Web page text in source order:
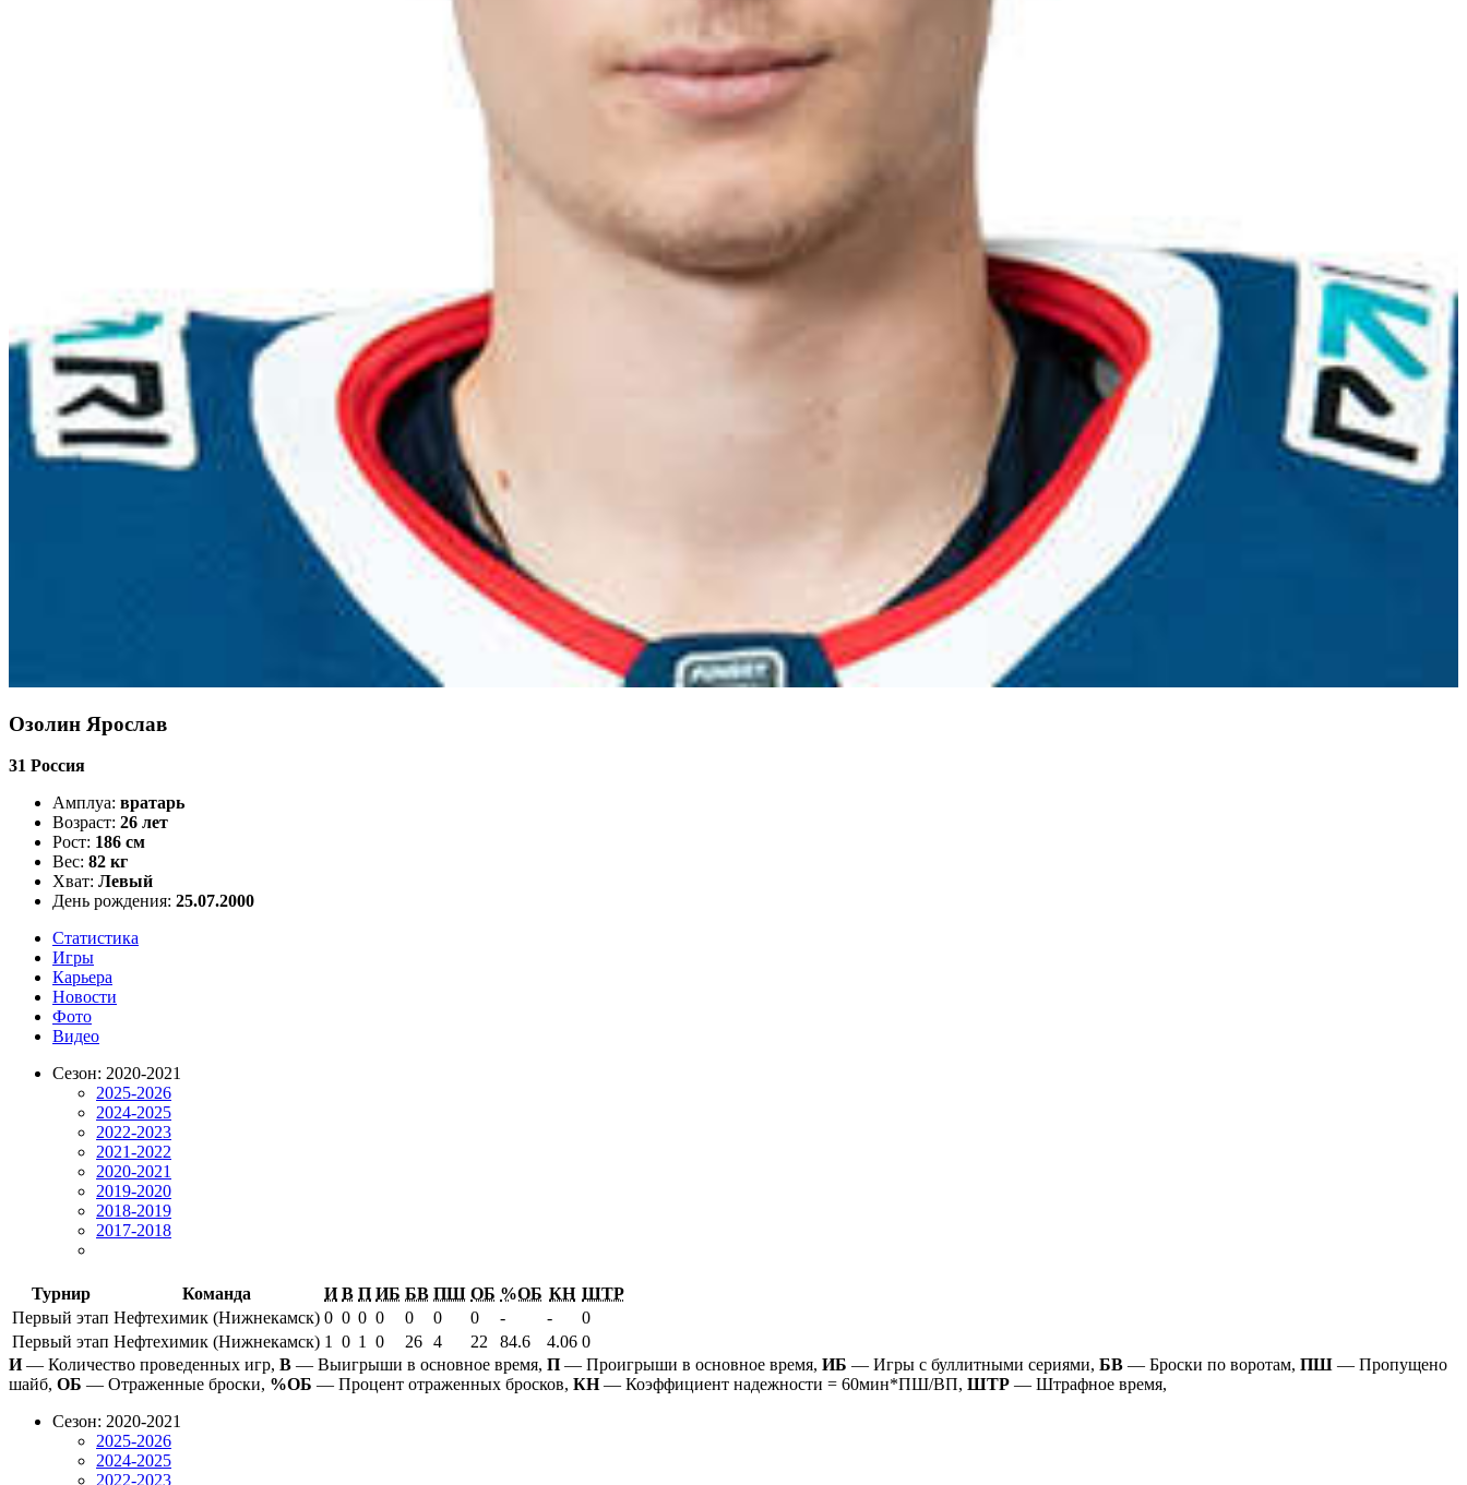
Озолин Ярослав
31 Россия
Амплуа: вратарь
Возраст: 26 лет
Рост: 186 см
Вес: 82 кг
Хват: Левый
День рождения: 25.07.2000
Статистика
Игры
Карьера
Новости
Фото
Видео
Сезон: 2020-2021
2025-2026
2024-2025
2022-2023
2021-2022
2020-2021
2019-2020
2018-2019
2017-2018
Турнир Команда И В П ИБ БВ ПШ ОБ %ОБ КН ШТР
Первый этап Нефтехимик (Нижнекамск) 0 0 0 0 0 0 0 - -
0
Первый этап Нефтехимик (Нижнекамск) 1 0 1 0 26 4 22 84.6 4.06 0
И— Количество проведенных игр, В — Выигрыши в основное время, П — Проигрыши в основное время, ИБ — Игры с буллитными сериями, БВ — Броски по воротам, ПШ — Пропущено
шайб, ОБ — Отраженные броски, %ОБ — Процент отраженных бросков, КН— Коэффициент надежности = 60мин*ПШ/ВП, ШТР — Штрафное время,
Сезон: 2020-2021
2025-2026
2024-2025
2022-2023